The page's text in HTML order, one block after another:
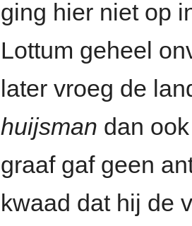
ging hier niet op
Lottum geheel
later vroeg de
huijsman dan
graaf gaf geen
kwaad dat hij de